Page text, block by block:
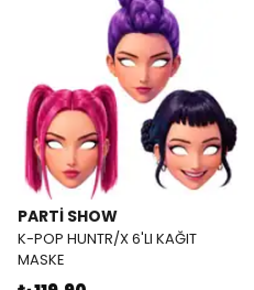
PARTİ SHOW
K-POP HUNTR/X 6'LI KAĞIT
MASKE